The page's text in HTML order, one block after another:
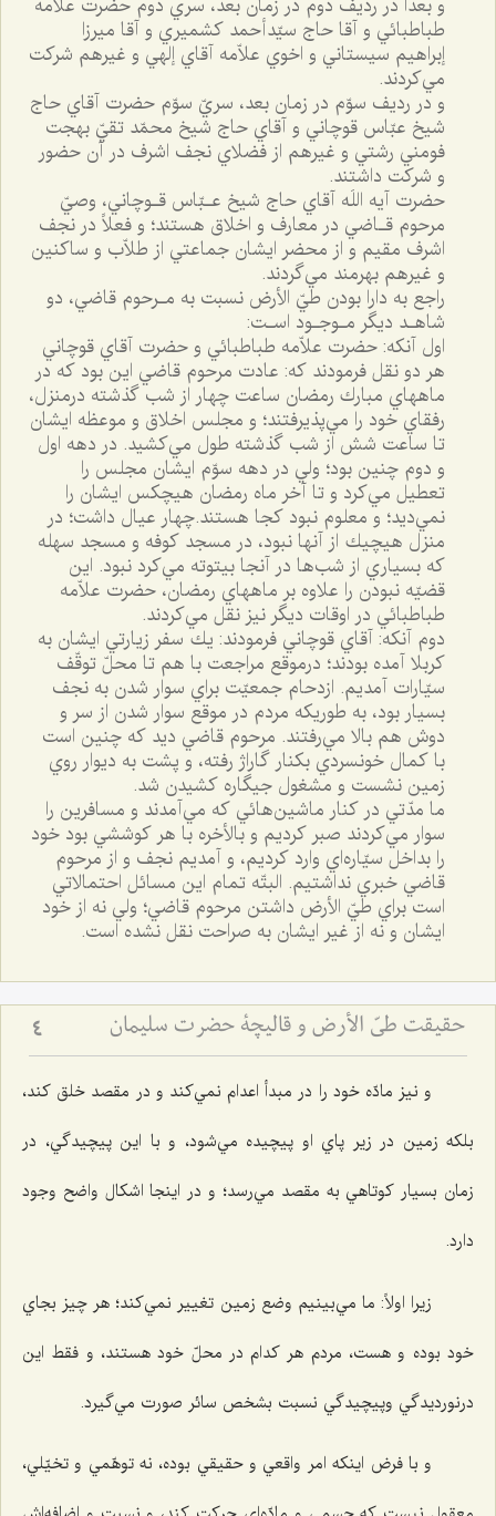
و بعداً در رديف دوم در زمان بعد، سري دوم حضرت علاّمه
طباطبائي و آقا حاج سيّدأحمد كشميري و آقا ميرزا
إبراهيم سيستاني و اخوي علاّمه آقاي إلهي و غيرهم شركت
مي‌كردند.
و در رديف سوّم در زمان بعد، سريّ سوّم حضرت آقاي حاج
شيخ عبّاس قوچاني و آقاي حاج شيخ محمّد تقيّ بهجت
فومني رشتي و غيرهم از فضلاي نجف اشرف در آن حضور
و شركت داشتند.
حضرت آيه اللَه آقاي حاج شيخ عـبّاس قـوچاني، وصيّ
مرحوم قـاضي در معارف و اخلاق هستند؛ و فعلاً در نجف
اشرف مقيم و از محضر ايشان جماعتي از طلاّب و ساكنين
و غيرهم بهرمند مي‌گردند.
راجع به دارا بودن طيّ الأرض نسبت به مـرحوم قاضي، دو
شاهـد ديگر مـوجـود اسـت:
اول آنكه: حضرت علاّمه طباطبائي و حضرت آقاي قوچاني
هر دو نقل فرمودند كه: عادت مرحوم قاضي اين بود كه در
ماههاي مبارك رمضان ساعت چهار از شب گذشته درمنزل،
رفقاي خود را مي‌پذيرفتند؛ و مجلس اخلاق و موعظه ايشان
تا ساعت شش از شب گذشته طول مي‌كشيد. در دهه اول
و دوم چنين بود؛ ولي در دهه سوّم ايشان مجلس را
تعطيل مي‌كرد و تا آخر ماه رمضان هيچكس ايشان را
نمي‌ديد؛ و معلوم نبود كجا هستند.چهار عيال داشت؛ در
منزل هيچيك از آنها نبود، در مسجد كوفه و مسجد سهله
كه بسياري از شب‌ها در آنجا بيتوته مي‌كرد نبود. اين
قضيّه نبودن را علاوه بر ماههاي رمضان، حضرت علاّمه
طباطبائي در اوقات ديگر نيز نقل مي‌كردند.
دوم آنكه: آقاي قوچاني فرمودند: يك سفر زيارتي ايشان به
كربلا آمده بودند؛ درموقع مراجعت با هم تا محلّ توقّف
سيّارات آمديم. ازدحام جمعيّت براي سوار شدن به نجف
بسيار بود، به طوريكه مردم در موقع سوار شدن از سر و
دوش هم بالا مي‌رفتند. مرحوم قاضي ديد كه چنين است
با كمال خونسردي بكنار گاراژ رفته، و پشت به ديوار روي
زمين نشست و مشغول جيگاره كشيدن شد.
ما مدّتي در كنار ماشين‌هائي كه مي‌آمدند و مسافرين را
سوار مي‌كردند صبر كرديم و بالأخره با هر كوششي بود خود
را بداخل سيّاره‌اي وارد كرديم، و آمديم نجف و از مرحوم
قاضي خبري نداشتيم. البتّه تمام اين مسائل احتمالاتي
است براي طيّ الأرض داشتن مرحوم قاضي؛ ولي نه از خود
ايشان و نه از غير ايشان به صراحت نقل نشده است.
حقيقت طيّ الأرض و قاليچة حضرت سليمان 4
و نيز مادّه خود را در مبدأ اعدام نمي‌كند و در مقصد خلق كند،
بلكه زمين در زير پاي او پيچيده مي‌شود، و با اين پيچيدگي، در
زمان بسيار كوتاهي به مقصد مي‌رسد؛ و در اينجا اشكال واضح وجود
دارد.
زيرا اولاً: ما مي‌بينيم وضع زمين تغيير نمي‌كند؛ هر چيز بجاي
خود بوده و هست، مردم هر كدام در محلّ خود هستند، و فقط اين
درنورديدگي وپيچيدگي نسبت بشخص سائر صورت مي‌گيرد.
و با فرض اينكه امر واقعي و حقيقي بوده، نه توهّمي و تخيّلي،